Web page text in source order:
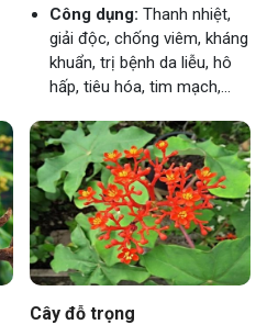
Công dụng: Thanh nhiệt,
giải độc, chống viêm, kháng
khuẩn, trị bệnh da liễu, hô
hấp, tiêu hóa, tim mạch,...
Cây đỗ trọng